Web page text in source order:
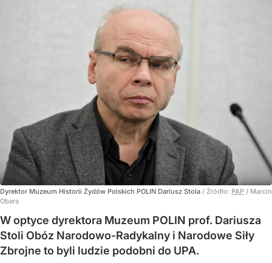
Dyrektor Muzeum Historii Żydów Polskich POLIN Dariusz Stola / Źródło: PAP / Marcin
Obara
W optyce dyrektora Muzeum POLIN prof. Dariusza
Stoli Obóz Narodowo-Radykalny i Narodowe Siły
Zbrojne to byli ludzie podobni do UPA.